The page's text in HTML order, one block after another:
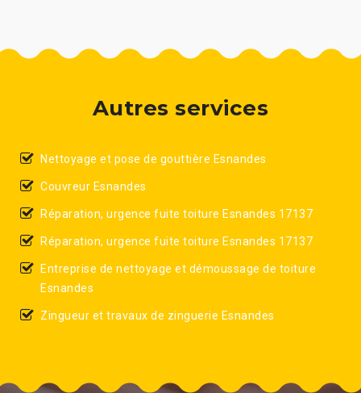
Autres services
Nettoyage et pose de gouttière Esnandes
Couvreur Esnandes
Réparation, urgence fuite toiture Esnandes 17137
Réparation, urgence fuite toiture Esnandes 17137
Entreprise de nettoyage et démoussage de toiture
Esnandes
Zingueur et travaux de zinguerie Esnandes